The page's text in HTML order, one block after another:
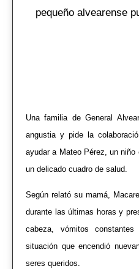
pequeño alvearense
Una familia deGeneral Alvear
angustia y pide la
ayudar a Mateo Pérez, un
un delicado cuadro de salud.
Según relató su mamá,
durante las últimas horas y
cabeza, vómitos
situación que encendió
seres queridos.